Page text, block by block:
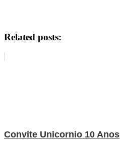
Related posts:
Convite Unicornio 10 Anos